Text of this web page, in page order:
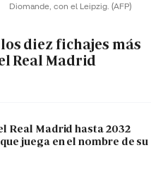
Diomande, con el Leipzig. (AFP)
diez fichajes más
Real Madrid
Real Madrid hasta 2032
juega en el nombre de su